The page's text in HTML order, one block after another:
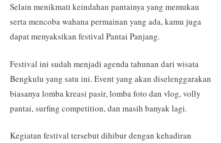
Selain menikmati keindahan pantainya yang memukau
serta mencoba wahana permainan yang ada, kamu juga
dapat menyaksikan festival Pantai Panjang.
Festival ini sudah menjadi agenda tahunan dari wisata
Bengkulu yang satu ini. Event yang akan diselenggarakan
biasanya lomba kreasi pasir, lomba foto dan vlog, volly
pantai, surfing competition, dan masih banyak lagi.
Kegiatan festival tersebut dihibur dengan kehadiran